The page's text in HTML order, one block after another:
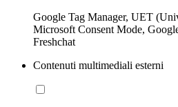
Google Tag Manager, UET
Microsoft Consent Mode,
Freshchat
Contenuti multimediali esterni